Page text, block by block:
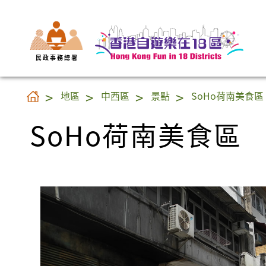
民 政 事 務 總 署
SoHo荷南美食區
地區 中西區 景點 SoHo荷南美食區
SoHo荷南美食區